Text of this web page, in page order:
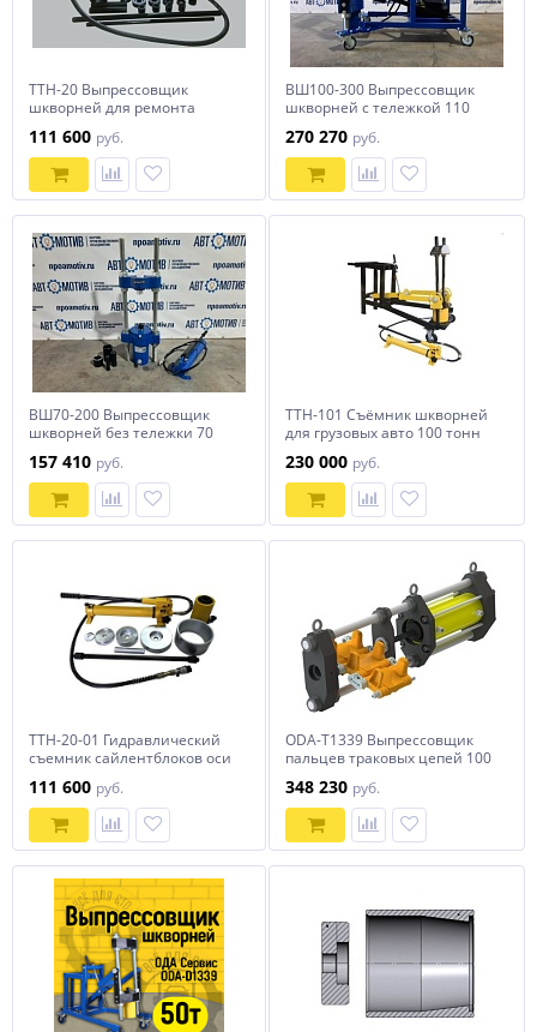
ТТН-20 Выпрессовщик
шкворней для ремонта
111 600 руб.
ВШ100-300 Выпрессовщик
шкворней с тележкой 110
270 270 руб.
ВШ70-200 Выпрессовщик
шкворней без тележки 70
157 410 руб.
ТТН-101 Съёмник шкворней
для грузовых авто 100 тонн
насосом в комплекте)
230 000 руб.
ТТН-20-01 Гидравлический
съемник сайлентблоков оси
111 600 руб.
ODA-T1339 Выпрессовщик
пальцев траковых цепей 100
348 230 руб.